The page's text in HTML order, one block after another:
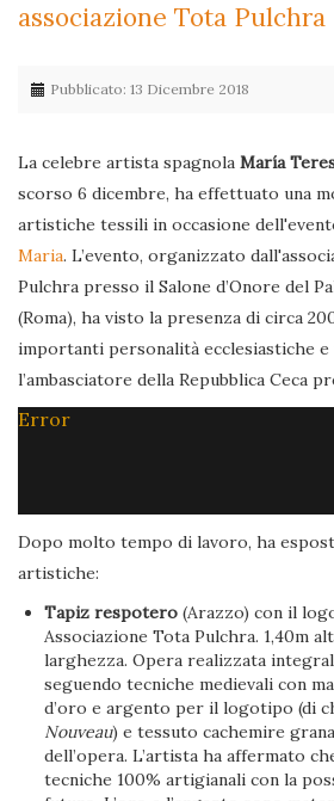
associazione Tota Pulchra
Pubblicato: 13 Dicembre 2018
La celebre artista spagnola María
scorso 6 dicembre, ha effettuato una
artistiche tessili in occasione
Maria. L’evento, organizzato
Pulchra presso il Salone d’Onore del
(Roma), ha visto la presenza di circa
importanti personalità ecclesiastiche
l’ambasciatore della Repubblica Ceca
Error
Dopo molto tempo di lavoro, ha
artistiche:
Tapiz respotero (Arazzo) con il
Associazione Tota Pulchra. 1,40m
larghezza. Opera realizzata
seguendo tecniche medievali con
d’oro e argento per il logotipo (di
Nouveau) e tessuto cachemire
dell’opera. L’artista ha affermato
tecniche 100% artigianali con la